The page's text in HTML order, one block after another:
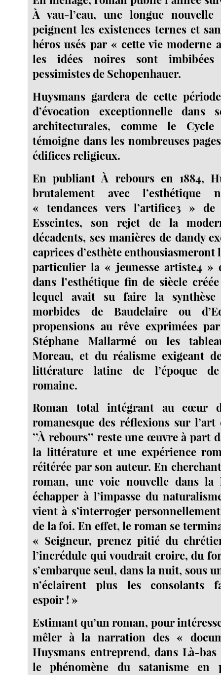
À vau-l’eau, une longue nouvelle
peignent les existences ternes et
héros usés par « cette vie moderne
les idées noires sont imbibées
pessimistes de Schopenhauer.
Huysmans gardera de cette
d’évocation exceptionnelle dans
architecturales, comme le
témoigne dans les nombreuses
édifices religieux.
En publiant À rebours en 1884,
brutalement avec l’esthétique
« tendances vers l’artifice3 »
Esseintes, son rejet de la
décadents, ses manières de dandy
caprices d’esthète enthousiasmeront
particulier la « jeunesse artiste4 »
dans l’esthétique fin de siècle
lequel avait su faire la synthèse
morbides de Baudelaire ou
propensions au rêve exprimées
Stéphane Mallarmé ou les
Moreau, et du réalisme exigeant
littérature latine de l’époque
romaine.
Roman total intégrant au cœur
romanesque des réflexions sur
’’À rebours’’ reste une œuvre à part
la littérature et une expérience
réitérée par son auteur. En
roman, une voie nouvelle dans
échapper à l’impasse du
vient à s’interroger
de la foi. En effet, le roman se
« Seigneur, prenez pitié du
l’incrédule qui voudrait croire, du
s’embarque seul, dans la nuit, sous
n’éclairent plus les consolants
espoir ! »
Estimant qu’un roman, pour
mêler à la narration des «
Huysmans entreprend, dans Là-bas
le phénomène du satanisme en